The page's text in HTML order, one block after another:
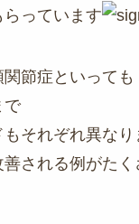
っています
節症といっても
で
それぞれ異なり
される例がた